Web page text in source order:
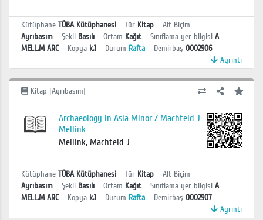
Kütüphane TÜBA Kütüphanesi Tür Kitap
Alt Biçim
Ayrıbasım
Şekil Basılı Ortam Kağıt Sınıflama yer bilgisi A
MELL.M ARC
Kopya k.1 Durum Rafta Demirbaş 0002906
Ayrıntı
Kitap [Ayrıbasım]
Archaeology in Asia Minor / Machteld J
Mellink
Mellink, Machteld J
Kütüphane TÜBA Kütüphanesi Tür Kitap
Alt Biçim
Ayrıbasım
Şekil Basılı Ortam Kağıt Sınıflama yer bilgisi A
MELL.M ARC
Kopya k.1 Durum Rafta Demirbaş 0002907
Ayrıntı